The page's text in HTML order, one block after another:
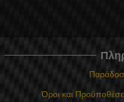
Όροι και